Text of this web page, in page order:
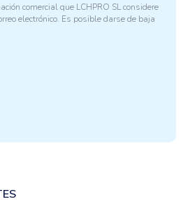
comercial que LCHPRO SL considere
electrónico. Es posible darse de baja